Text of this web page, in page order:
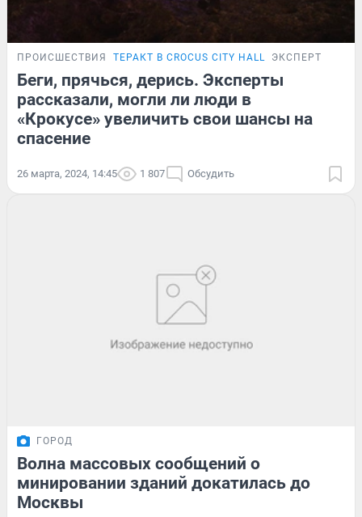
ПРОИСШЕСТВИЯ ТЕРАКТ В CROCUS CITY HALL ЭКСПЕРТ
Беги, прячься, дерись. Эксперты
рассказали, могли ли люди в
«Крокусе» увеличить свои шансы на
спасение
26 марта, 2024, 14:45 1 807 Обсудить
ГОРОД
Волна массовых сообщений о
минировании зданий докатилась до
Москвы